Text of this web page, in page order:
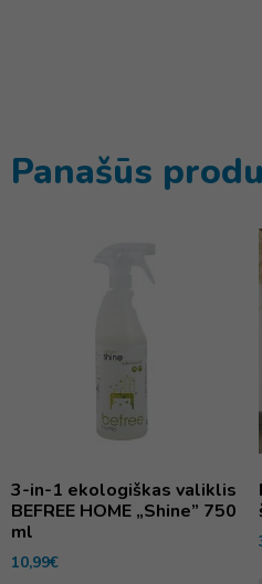
Panašūs
3-in-1 ekologiškas valiklis
BEFREE HOME „Shine” 750
ml
10,99€